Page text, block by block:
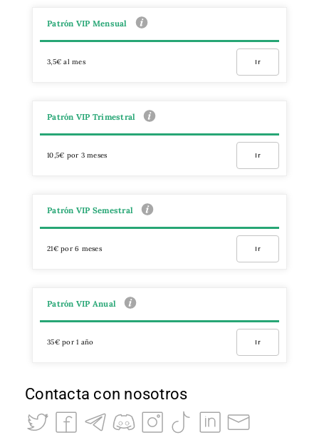
Patrón VIP Mensual
3,5€ al mes Ir
Patrón VIP Trimestral
10,5€ por 3 meses Ir
Patrón VIP Semestral
21€ por 6 meses Ir
Patrón VIP Anual
35€ por 1 año Ir
Contacta con nosotros